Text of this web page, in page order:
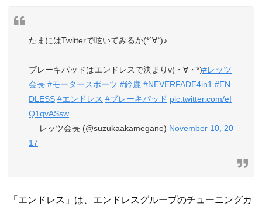
たまにはTwitterで呟いてみるか(*´∀`)♪
ブレーキパッドはエンドレスで決まりv(・∀・*)#レッツ
会長 #モータースポーツ #鈴鹿 #NEVERFADE4in1 #EN
DLESS #エンドレス #ブレーキパッド pic.twitter.com/eI
Q1qvASsw
— レッツ会長 (@suzukaakamegane) November 10, 20
17
「エンドレス」は、エンドレスグループのチューニングカ